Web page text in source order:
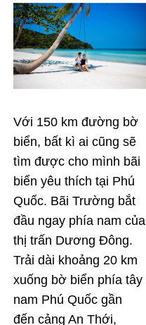
Với 150 km đường bờ
biển, bất kì ai cũng sẽ
tìm được cho mình bãi
biển yêu thích tại Phú
Quốc. Bãi Trường bắt
đầu ngay phía nam của
thị trấn Dương Đông.
Trải dài khoảng 20 km
xuống bờ biển phía tây
nam Phú Quốc gần
đến cảng An Thới,